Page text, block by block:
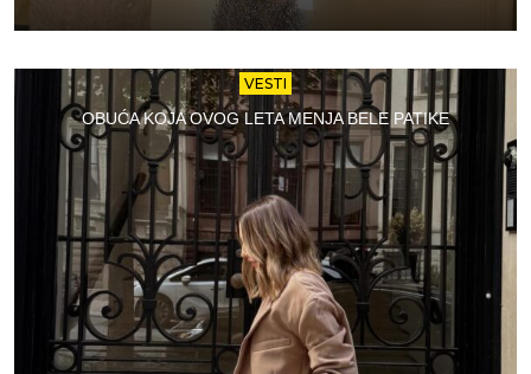
VESTI
OBUĆA KOJA OVOG LETA MENJA BELE PATIKE